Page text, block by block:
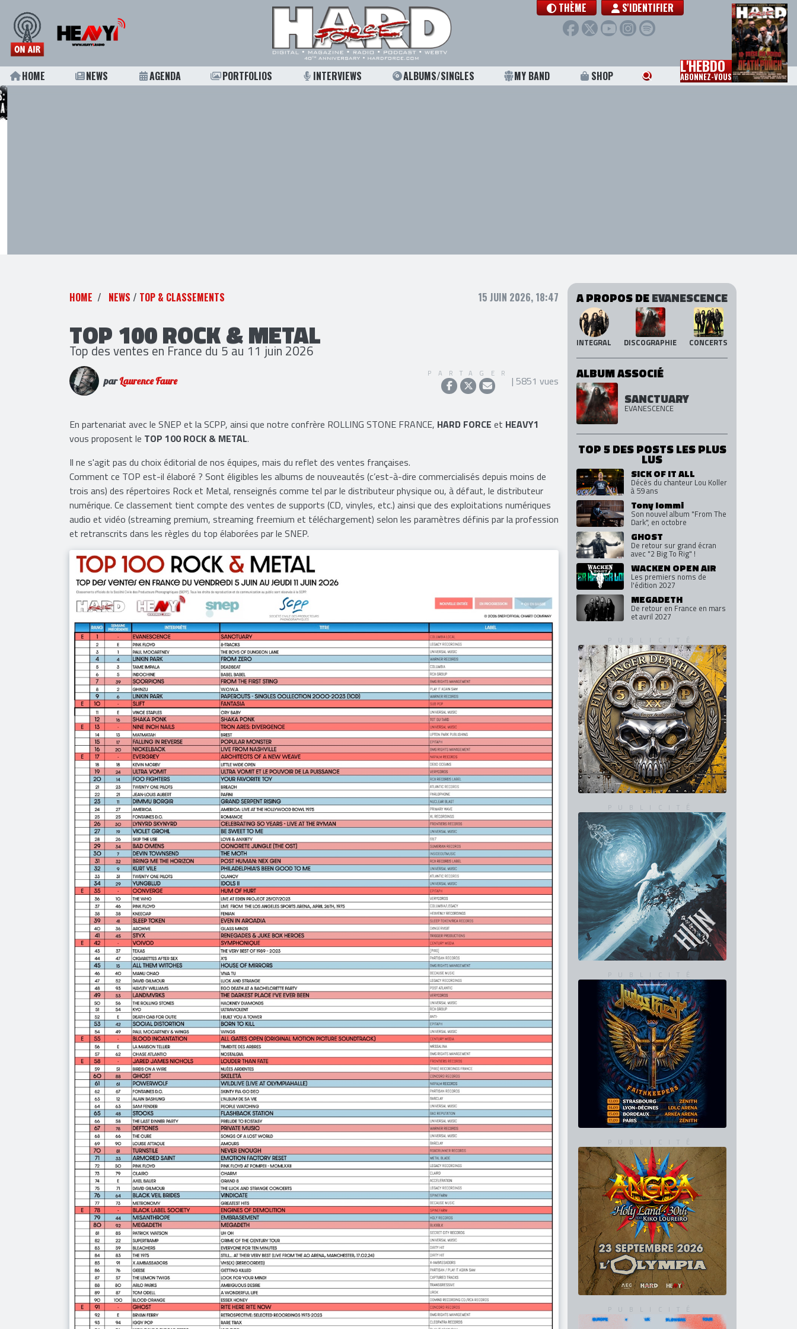
THÈME S'IDENTIFIER
HOME NEWS AGENDA PORTFOLIOS INTERVIEWS ALBUMS/SINGLES MY BAND SHOP L'HEBDO
ABONNEZ-VOUS
HOME NEWS/TOP & CLASSEMENTS
TOP 100 ROCK & METAL
Top des ventes en France du 5 au 11 juin 2026
En partenariat avec le SNEP et la SCPP, ainsi que notre confrère ROLLING STONE FRANCE,
vous proposent leTOP 100 ROCK & METAL.
Il ne s'agit pas du choix éditorial de nos équipes, mais du reflet des ventes françaises.
Comment ce TOP est-il élaboré ? Sont éligibles les albums de nouveautés (c’est-à-dire commercialisés depuis moins de
trois ans) des répertoires Rock et Metal, renseignés comme tel par le distributeur physique ou, à défaut, le distributeur
numérique. Ce classement tient compte des ventes de supports (CD, vinyles, etc.) ainsi que des exploitations numériques
audio et vidéo (streaming premium, streaming freemium et téléchargement) selon les paramètres définis par la profession
et retranscrits dans les règles du top élaborées par le SNEP.
A PROPOS DEEVANESCENCE
INTEGRAL DISCOGRAPHIE
ALBUM ASSOCIÉ
SANCTUARY
TOP 5 DES POSTS LES PLUS
LUS
SICK OF IT ALL
Décès du chanteur Lou Koller
à 59 ans
Tony Iommi
Son nouvel album "From The
Dark", en octobre
GHOST
De retour sur grand écran
avec "2 Big To Rig" !
WACKEN OPEN AIR
Les premiers noms de
l'édition 2027
De retour en France en mars
et avril 2027